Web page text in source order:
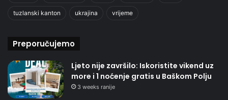
tuzlanski kanton ukrajina vrijeme
Preporučujemo
Ljeto nije završilo: Iskoristite vikend uz
more i 1 noćenje gratis u Baškom Polju
3 weeks ranije